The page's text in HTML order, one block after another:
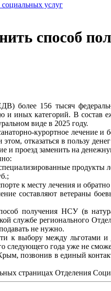
услуг
способ
156 тысяч
и иных категорий. В
виде в 2025 году.
курортное лечение
отказаться в пользу
и проезд заменить на
к месту лечения и
составляют ветераны
получения НСУ (в
службе регионального
не нужно.
выбору между льготами и
следующего года уже не
позвонив в единый
страницах Отделения